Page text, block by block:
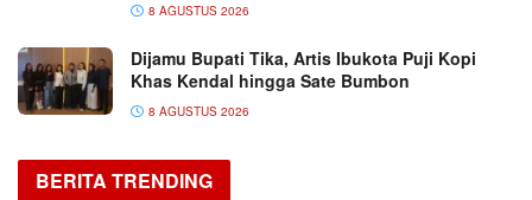
8 AGUSTUS 2026
Dijamu Bupati Tika, Artis Ibukota Puji Kopi
Khas Kendal hingga Sate Bumbon
8 AGUSTUS 2026
BERITA TRENDING